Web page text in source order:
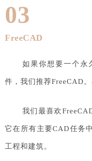
03
FreeCAD
如果你想要一个永
件，我们推荐FreeCAD
我们最喜欢
它在所有主要CAD任务
工程和建筑。